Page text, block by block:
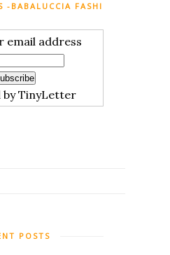
-BABALUCCIA FASHION AND MY
email address
by TinyLetter
POSTS